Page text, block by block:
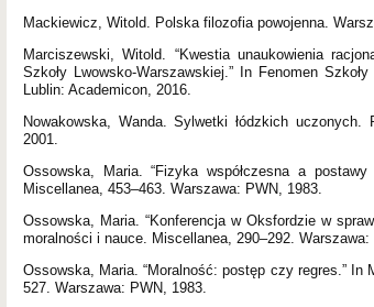
Mackiewicz, Witold. Polska filozofia powojenna.
Marciszewski, Witold. “Kwestia unaukowienia
Szkoły Lwowsko-Warszawskiej.” In Fenomen
Lublin: Academicon, 2016.
Nowakowska, Wanda. Sylwetki łódzkich uczonych.
2001.
Ossowska, Maria. “Fizyka współczesna a
Miscellanea, 453–463. Warszawa: PWN, 1983.
Ossowska, Maria. “Konferencja w Oksfordzie w
moralności i nauce. Miscellanea, 290–292. Warszawa:
Ossowska, Maria. “Moralność: postęp czy regres.”
527. Warszawa: PWN, 1983.